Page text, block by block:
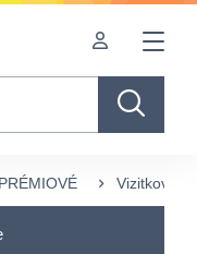
PRÉMIOVÉ Vizitkový